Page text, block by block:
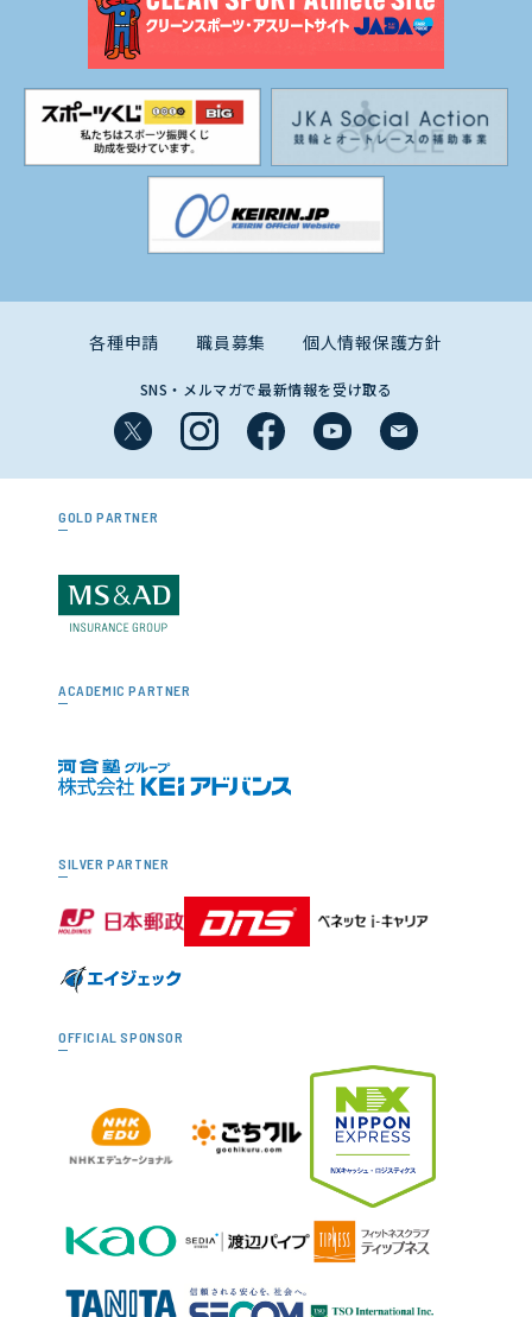
各種申請 職員募集 個人情報保護方針
SNS・メルマガで最新情報を受け取る
GOLD PARTNER
ACADEMIC PARTNER
SILVER PARTNER
OFFICIAL SPONSOR